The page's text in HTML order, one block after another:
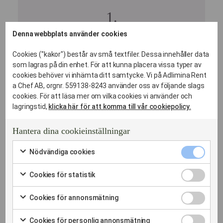
Förfrågan
oss.
Menyförslag & Offert
Vi återkommer med ett
skräddarsytt förslag baserat på
ditt tema och antal gäster – alltid
Planeringsmöte (Valfritt)
vi gärna ett kort möte (fysiskt eller
Leverans & Magi
och ser till att allt ser fantastiskt
Denna webbplats använder cookies
Cookies ("kakor") består av små textfiler. Dessa innehåller data
som lagras på din enhet. För att kunna placera vissa typer av
cookies behöver vi inhämta ditt samtycke. Vi på Adlimina Rent
a Chef AB, orgnr. 559138-8243 använder oss av följande slags
cookies. För att läsa mer om vilka cookies vi använder och
lagringstid, klicka här för att komma till vår cookiepolicy.
Hantera dina cookieinställningar
Nödvändiga cookies
att
samtycka
till
av
Nödvändiga
cookies
kryssruta
Cookies för statistik
att
samtycka
till
Cookies
för
statistik
kryssruta
Cookies för annonsmätning
Cookies
för
kryssruta
Cookies för personlig annonsmätning
Cookies